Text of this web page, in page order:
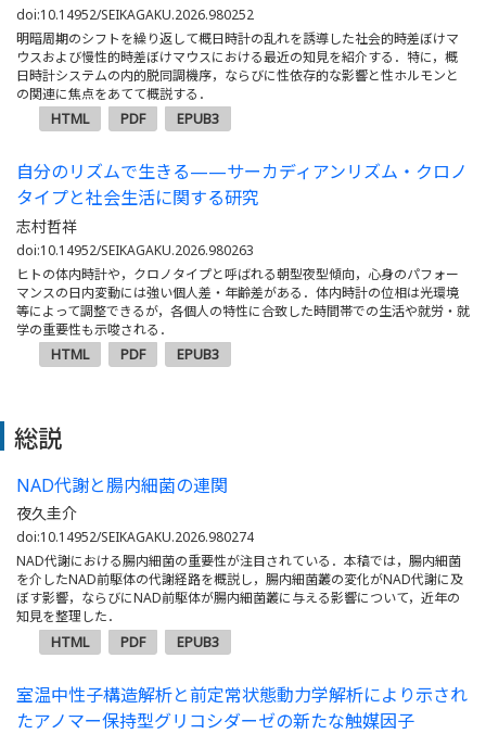
doi:10.14952/SEIKAGAKU.2026.980252
明暗周期のシフトを繰り返して概日時計の乱れを誘導した社会的時差ぼけマ
ウスおよび慢性的時差ぼけマウスにおける最近の知見を紹介する．特に，概
日時計システムの内的脱同調機序，ならびに性依存的な影響と性ホルモンと
の関連に焦点をあてて概説する．
HTML PDF EPUB3
自分のリズムで生きる——サーカディアンリズム・クロノ
タイプと社会生活に関する研究
志村哲祥
doi:10.14952/SEIKAGAKU.2026.980263
ヒトの体内時計や，クロノタイプと呼ばれる朝型夜型傾向，心身のパフォー
マンスの日内変動には強い個人差・年齢差がある．体内時計の位相は光環境
等によって調整できるが，各個人の特性に合致した時間帯での生活や就労・就
学の重要性も示唆される．
HTML PDF EPUB3
総説
NAD代謝と腸内細菌の連関
夜久圭介
doi:10.14952/SEIKAGAKU.2026.980274
NAD代謝における腸内細菌の重要性が注目されている．本稿では，腸内細菌
を介したNAD前駆体の代謝経路を概説し，腸内細菌叢の変化がNAD代謝に及
ぼす影響，ならびにNAD前駆体が腸内細菌叢に与える影響について，近年の
知見を整理した．
HTML PDF EPUB3
室温中性子構造解析と前定常状態動力学解析により示され
たアノマー保持型グリコシダーゼの新たな触媒因子